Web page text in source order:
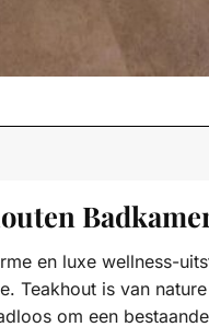
en luxe wellness-
Teakhout is van
om een